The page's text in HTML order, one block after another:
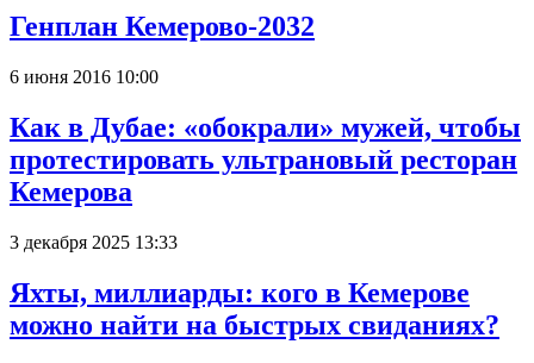
Генплан Кемерово-2032
6 июня 2016 10:00
Как в Дубае: «обокрали» мужей, чтобы
протестировать ультрановый ресторан
Кемерова
3 декабря 2025 13:33
Яхты, миллиарды: кого в Кемерове
можно найти на быстрых свиданиях?